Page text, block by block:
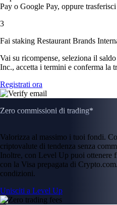
Pay o Google Pay, oppure
3
Fai staking Restaurant Brands
Vai su ricompense, seleziona il
Inc., accetta i termini e conferma la
Registrati ora
Zero commissioni di trading*
Valorizza al massimo i tuoi fondi.
criptovalute di tendenza senza
Inoltre, con Level Up puoi ottenere
con la Visa prepagata di
condizioni.
Unisciti a Level Up